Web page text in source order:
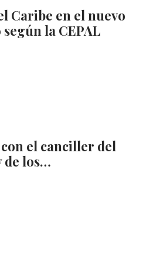
Caribe en el nuevo
la CEPAL
el canciller del
de los…